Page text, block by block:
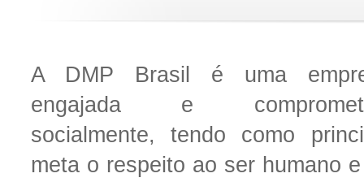
A DMP Brasil é uma
engajada e
socialmente, tendo como
meta o respeito ao ser humano